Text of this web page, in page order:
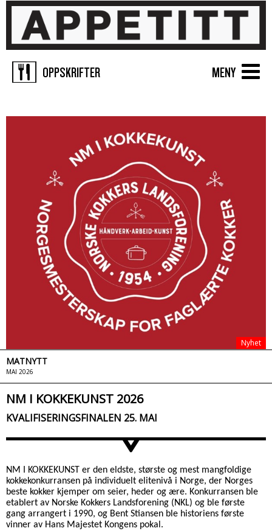
OPPSKRIFTER MENY
Nyhet
MATNYTT
MAI 2026
NM I KOKKEKUNST 2026
>
KVALIFISERINGSFINALEN 25. MAI
NM I KOKKEKUNST er den eldste, største og mest mangfoldige
kokkekonkurransen på individuelt elitenivå i Norge, der Norges
beste kokker kjemper om seier, heder og ære. Konkurransen ble
etablert av Norske Kokkers Landsforening (NKL) og ble første
gang arrangert i 1990, og Bent Stiansen ble historiens første
vinner av Hans Majestet Kongens pokal.